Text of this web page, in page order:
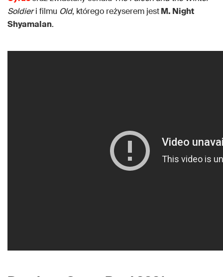
Soldieri filmu Old, którego reżyserem jestM. Night
Shyamalan.